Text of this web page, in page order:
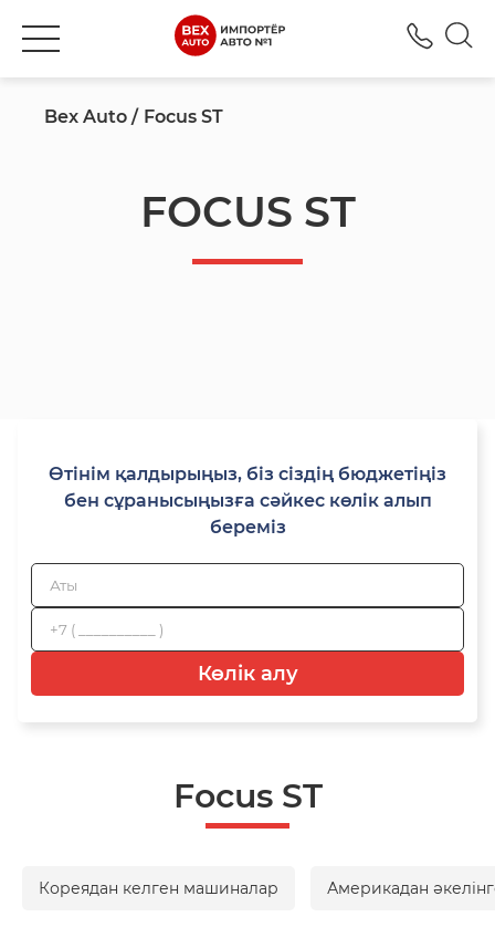
Bex Auto Focus ST
FOCUS ST
Өтінім қалдырыңыз, біз сіздің бюджетіңіз
бен сұранысыңызға сәйкес көлік алып
береміз
Көлік алу
Focus ST
Кореядан келген машиналар Америкадан